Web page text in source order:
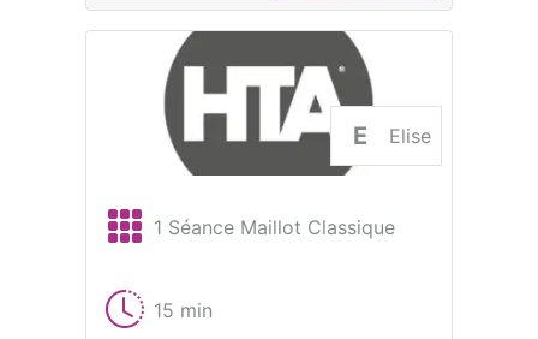
E Elise
1 Séance Maillot Classique
15 min